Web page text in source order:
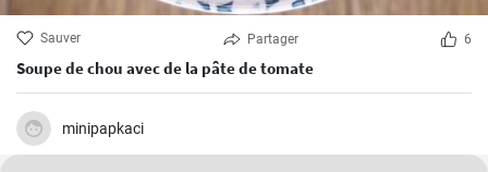
Sauver Partager 6
Soupe de chou avec de la pâte de tomate
minipapkaci